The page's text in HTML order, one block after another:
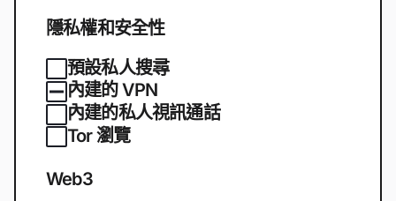
隱私權和安全性
預設私人搜尋
內建的 VPN
內建的私人視訊通話
Tor 瀏覽
Web3